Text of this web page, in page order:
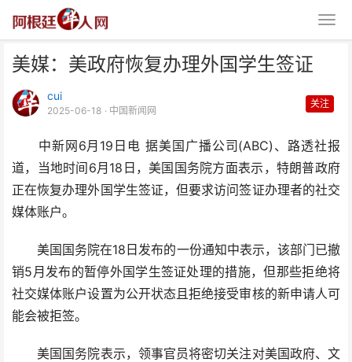
美媒：美政府恢复办理外国学生签证
cui
2025-06-18 · 中国新闻网
关注
中新网6月19日电 据美国广播公司(ABC)、路透社报
道，当地时间6月18日，美国国务院方面表示，特朗普政府
正在恢复办理外国学生签证，但要求访问签证办理者的社交
媒体账户。
美国国务院在18日发布的一份通知中表示，该部门已撤
销5月发布的暂停外国学生签证处理的措施，但那些拒绝将
社交媒体账户设置为公开状态且拒绝接受审核的新申请人可
能会被拒签。
美国国务院表示，领事官员将密切关注对美国政府、文
美媒：美政府恢复办理外国学生签
证